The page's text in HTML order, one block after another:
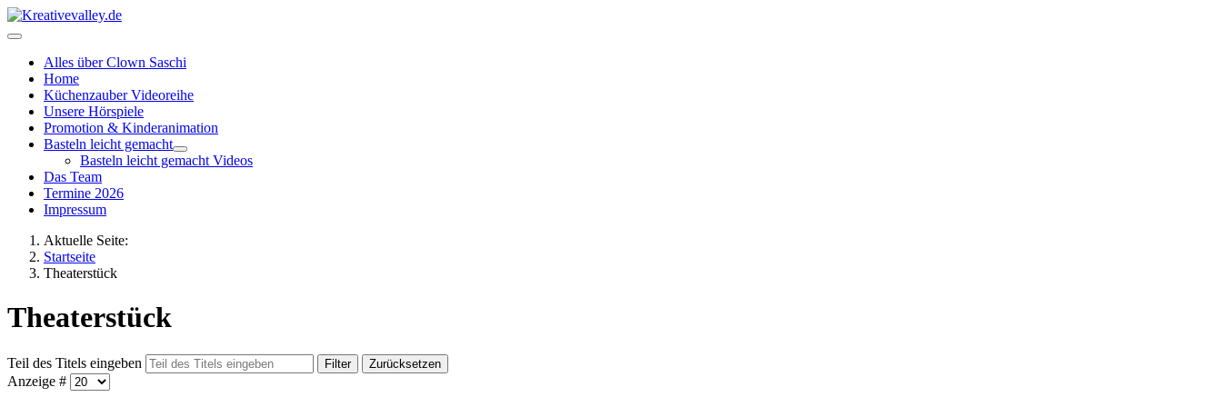
Alles über Clown Saschi
Home
Küchenzauber Videoreihe
Unsere Hörspiele
Promotion & Kinderanimation
Basteln leicht gemacht
Basteln leicht gemacht Videos
Das Team
Termine 2026
Impressum
Aktuelle Seite:
Startseite
Theaterstück
Theaterstück
Teil des Titels eingeben Filter Zurücksetzen
Anzeige #